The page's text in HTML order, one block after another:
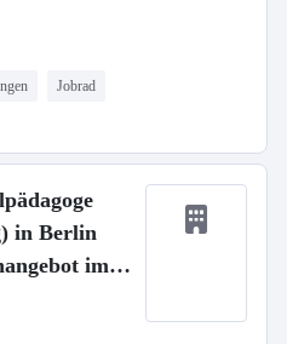
Jobrad
in Berlin
im